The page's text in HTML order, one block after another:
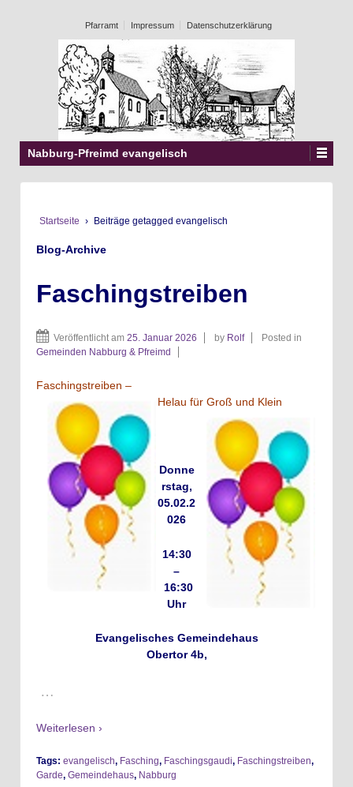
Pfarramt Impressum Datenschutzerklärung
Nabburg-Pfreimd evangelisch
Startseite › Beiträge getagged evangelisch
Blog-Archive
Faschingstreiben
Veröffentlicht am 25. Januar 2026 by Rolf
Posted in
Gemeinden Nabburg & Pfreimd
Faschingstreiben –
Helau für Groß und Klein
Donne
rstag,
05.02.2
026
14:30
–
16:30
Uhr
Evangelisches Gemeindehaus
Obertor 4b,
…
Weiterlesen ›
Tags: evangelisch, Fasching, Faschingsgaudi, Faschingstreiben,
Garde, Gemeindehaus, Nabburg